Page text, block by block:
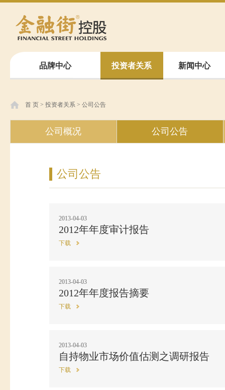
品牌中心 投资者关系 新闻中心
首 页 > 投资者关系 > 公司公告
公司概况 公司公告
公司公告
2013-04-03
2012年年度审计报告
下载
2013-04-03
2012年年度报告摘要
下载
2013-04-03
自持物业市场价值估测之调研报告
下载